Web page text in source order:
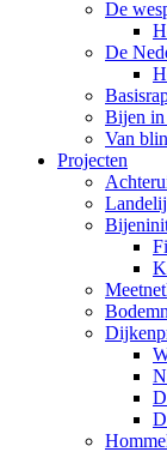
De
De
Bijen in
Van
Projecten